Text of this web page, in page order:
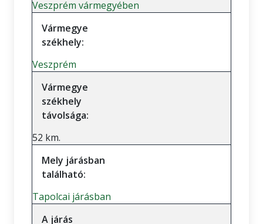
Veszprém vármegyében
Vármegye
székhely:
Veszprém
Vármegye
székhely
távolsága:
52 km.
Mely járásban
található:
Tapolcai járásban
A járás